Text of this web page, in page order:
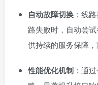
自动故障切换 ：线
路失败时，自动尝
供持续的服务保障，
性能优化机制 ：通